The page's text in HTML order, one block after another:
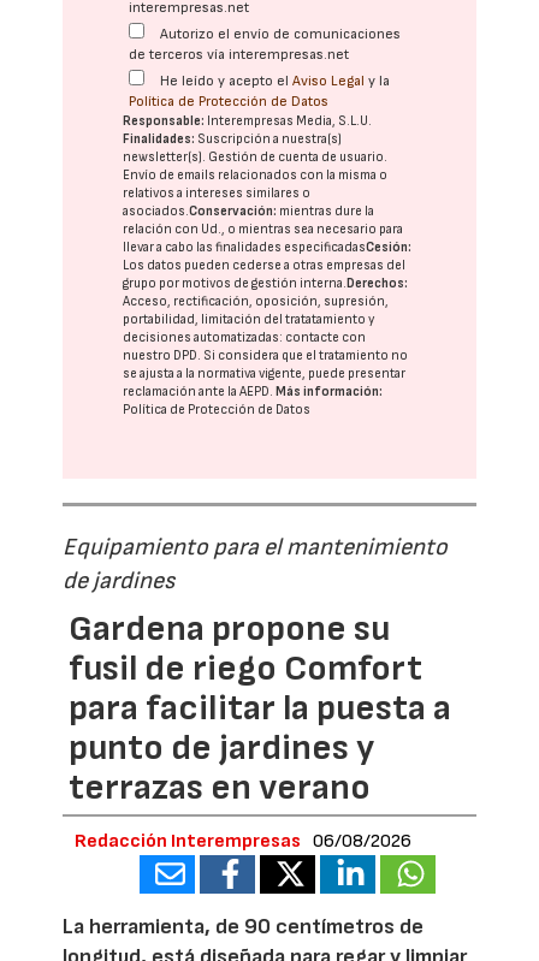
interempresas.net
Autorizo el envío de comunicaciones
de terceros vía interempresas.net
He leído y acepto elAviso Legal y la
Política de Protección de Datos
Responsable: Interempresas Media, S.L.U.
Finalidades: Suscripción a nuestra(s)
newsletter(s). Gestión de cuenta de usuario.
Envío de emails relacionados con la misma o
relativos a intereses similares o
asociados.Conservación: mientras dure la
relación con Ud., o mientras sea necesario para
llevar a cabo las finalidades especificadasCesión:
Los datos pueden cederse a otras empresas del
grupo por motivos de gestión interna.Derechos:
Acceso, rectificación, oposición, supresión,
portabilidad, limitación del tratatamiento y
decisiones automatizadas: contacte con
nuestro DPD. Si considera que el tratamiento no
se ajusta a la normativa vigente, puede presentar
reclamación ante laAEPD.Más información:
Política de Protección de Datos
Equipamiento para el mantenimiento
de jardines
Gardena propone su
fusil de riego Comfort
para facilitar la puesta a
punto de jardines y
terrazas en verano
Redacción Interempresas 06/08/2026
La herramienta, de 90 centímetros de